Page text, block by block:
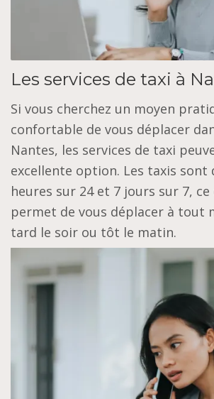
Les services de taxi à
Si vous cherchez un moyen
confortable de vous déplacer
Nantes, les services de taxi
excellente option. Les taxis sont
heures sur 24 et 7 jours sur 7, ce
permet de vous déplacer à tout
tard le soir ou tôt le matin.